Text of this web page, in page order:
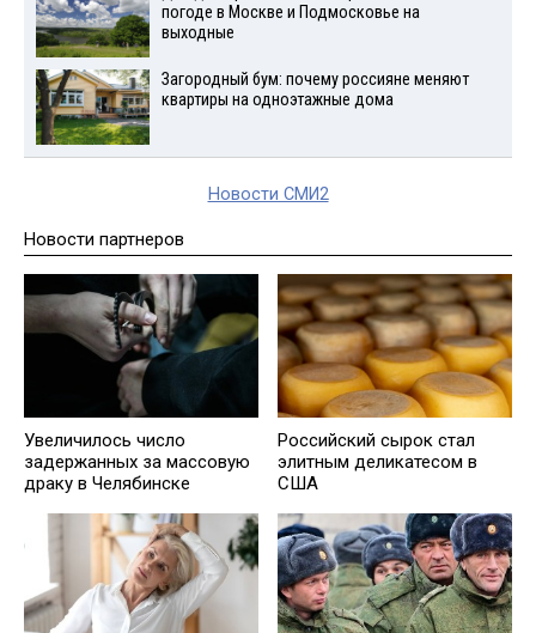
погоде в Москве и Подмосковье на
выходные
Загородный бум: почему россияне меняют
квартиры на одноэтажные дома
Новости СМИ2
Новости партнеров
Увеличилось число
задержанных за массовую
драку в Челябинске
Российский сырок стал
элитным деликатесом в
США